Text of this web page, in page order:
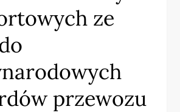
ze
przewozu